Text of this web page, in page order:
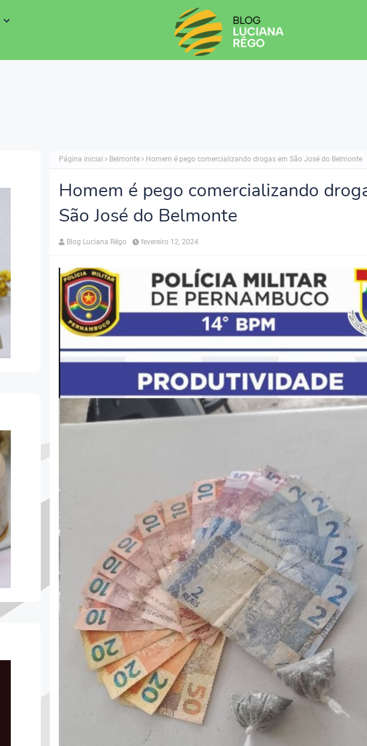
Página inicial Belmonte Homem é pego comercializando drogas em São José do Belmonte
Homem é pego comercializando
São José do Belmonte
Blog Luciana Rêgo fevereiro 12, 2024